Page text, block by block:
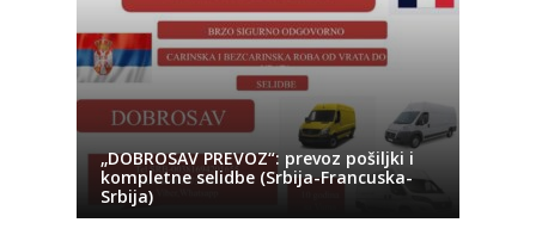
„DOBROSAV PREVOZ“: prevoz pošiljki i
kompletne selidbe (Srbija-Francuska-
Srbija)